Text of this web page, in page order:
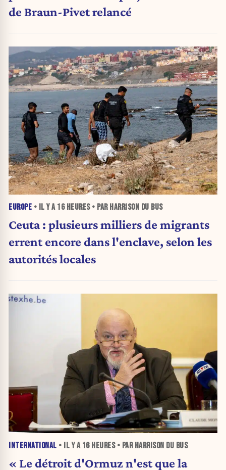
de Braun-Pivet relancé
EUROPE • IL Y A 16 HEURES• PAR HARRISON DU BUS
Ceuta : plusieurs milliers de migrants
errent encore dans l'enclave, selon les
autorités locales
INTERNATIONAL • IL Y A 16 HEURES• PAR HARRISON DU BUS
« Le détroit d'Ormuz n'est que la